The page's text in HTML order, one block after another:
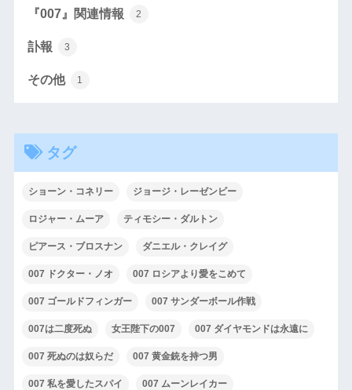
『007』関連情報 2
訃報 3
その他 1
タグ
ショーン・コネリー ジョージ・レーゼンビー
ロジャー・ムーア ティモシー・ダルトン
ピアース・ブロスナン ダニエル・クレイグ
007 ドクター・ノオ 007 ロシアより愛をこめて
007 ゴールドフィンガー 007 サンダーボール作戦
007は二度死ぬ 女王陛下の007 007 ダイヤモンドは永遠に
007 死ぬのは奴らだ 007 黄金銃を持つ男
007 私を愛したスパイ 007 ムーンレイカー